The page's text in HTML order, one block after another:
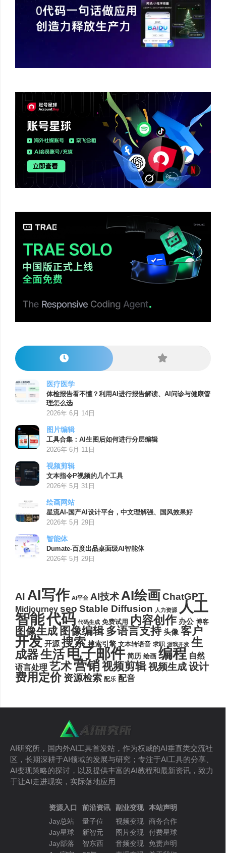
医疗医学
体检报告看不懂？利用AI进行报告解读、AI问诊与健康管
理怎么选
2026年 6月 14日
图片编辑
工具合集：AI生图后如何进行分层编辑
2026年 6月 11日
视频剪辑
文本指令P视频的几个工具
2026年 5月 31日
绘画网站
星流AI-国产AI设计平台，中文理解强、国风效果好
2026年 5月 29日
智能体
Dumate-百度出品桌面级AI智能体
2026年 5月 29日
AI AI写作 AI平台 AI技术AI绘画ChatGPT
Midjourney seo Stable Diffusion 人力资源 人工
智能代码 代码生成 免费试用 内容创作 办公 博客
图像生成 图像编辑 多语言支持 头像 客户
开发 开源 搜索 搜索引擎 文本转语音 求职 游戏开发 生
成器生活电子邮件 简历 绘画 编程 自然
语言处理 艺术营销视频剪辑视频生成设计
费用定价 资源检索 配乐 配音
AI研究所，国内外AI工具首发站，作为权威的AI垂直类交流社
区，长期深耕于AI领域的发展与研究；专注于AI工具的分享、
AI变现策略的探讨，以及提供丰富的AI教程和最新资讯，致力
于让AI走进现实，实际落地应用
资源入口
Jay总站
Jay星球
Jay部落
前沿资讯
量子位
新智元
智东西
副业变现
视频变现
图片变现
音频变现
本站声明
商务合作
付费星球
免责声明